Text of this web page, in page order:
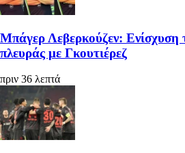
Μπάγερ Λεβερκούζεν: Ενίσχυση
πλευράς με Γκουτιέρεζ
πριν 36 λεπτά